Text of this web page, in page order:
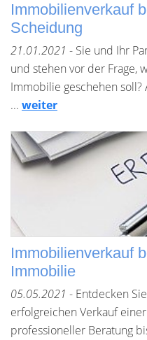
Immobilienverkauf
Scheidung
21.01.2021 - Sie und Ihr
und stehen vor der Frage,
Immobilie geschehen
... weiter
Immobilienverkauf
Immobilie
05.05.2021 - Entdecken
erfolgreichen Verkauf
professioneller Beratung